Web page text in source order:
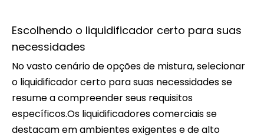
Escolhendo o liquidificador certo para suas
necessidades
No vasto cenário de opções de mistura, selecionar
o liquidificador certo para suas necessidades se
resume a compreender seus requisitos
específicos.Os liquidificadores comerciais se
destacam em ambientes exigentes e de alto